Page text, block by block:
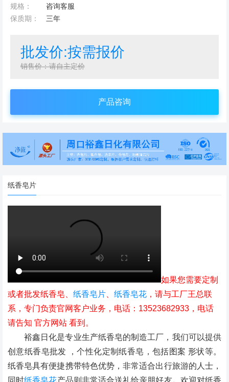
规格：
咨询客服
保质期：
三年
批发价:按需报价
销售价：请自主定价
产品咨询
纸香皂片
如果您需要定制
或者批发纸香皂、 纸香皂片 纸香皂花 ，请与工厂王总联
系，专门负责官网客户业务，电话：13523682933，电话
请告知 官方网站 看到。
裕鑫日化是专业生产纸香皂的制造工厂，我们可以提供
创意纸香皂批发 ，个性化定制纸香皂，包括图案 形状等。
纸香皂具有便捷携带特色优势，非常适合出行旅游的人士，
同时纸香皂花产品则非常适合送礼给亲朋好友。欢迎对纸香